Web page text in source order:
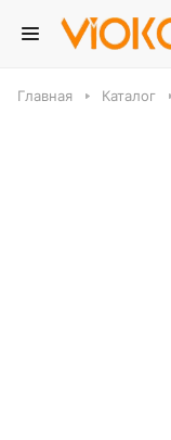
Главная Каталог